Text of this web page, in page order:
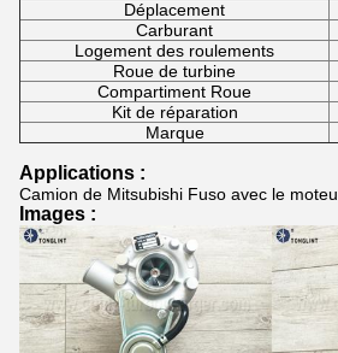
Déplacement
Carburant
Logement des roulements
Roue de turbine
Compartiment Roue
Kit de réparation
Marque
Applications :
Camion de Mitsubishi Fuso avec le
Images :